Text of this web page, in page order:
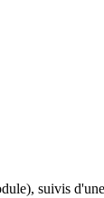
suivis